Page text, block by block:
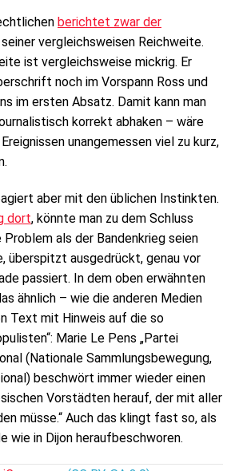
berichtet zwar der
vergleichsweisen Reichweite.
ist vergleichsweise mickrig. Er
noch im Vorspann Ross und
im ersten Absatz. Damit kann man
korrekt abhaken – wäre
unangemessen viel zu kurz,
aber mit den üblichen Instinkten.
dort, könnte man zu dem Schluss
als der Bandenkrieg seien
überspitzt ausgedrückt, genau vor
passiert. In dem oben erwähnten
ähnlich – wie die anderen Medien
Text mit Hinweis auf die so
Marie Le Pens „Partei
(Nationale Sammlungsbewegung,
beschwört immer wieder einen
Vorstädten herauf, der mit aller
müsse.“ Auch das klingt fast so, als
wie in Dijon heraufbeschworen.